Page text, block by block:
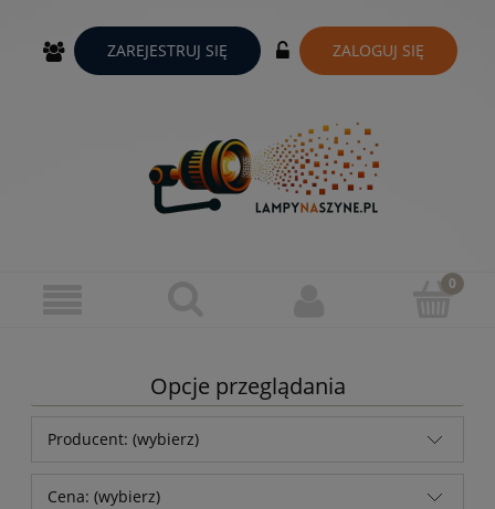
ZAREJESTRUJ SIĘ ZALOGUJ SIĘ
Opcje przeglądania
Producent: (wybierz)
Cena: (wybierz)